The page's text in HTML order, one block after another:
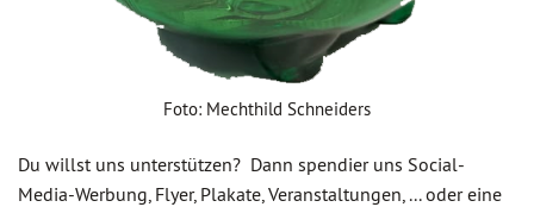
Foto: Mechthild Schneiders
Du willst uns unterstützen? Dann spendier uns Social-
Media-Werbung, Flyer, Plakate, Veranstaltungen, ... oder eine